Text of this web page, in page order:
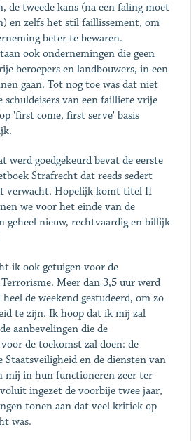
de tweede kans (na een faling moet
en zelfs het stil faillissement, om
beter te bewaren.
ook ondernemingen die geen
beroepers en landbouwers, in een
gaan. Tot nog toe was dat niet
schuldeisers van een failliete vrije
'first come, first serve' basis
werd goedgekeurd bevat de eerste
Strafrecht dat reeds sedert
verwacht. Hopelijk komt titel II
we voor het einde van de
geheel nieuw, rechtvaardig en billijk
ik ook getuigen voor de
Meer dan 3,5 uur werd
de weekend gestudeerd, om zo
te zijn. Ik hoop dat ik mij zal
aanbevelingen die de
de toekomst zal doen: de
Staatsveiligheid en de diensten van
mij in hun functioneren zeer ter
ingezet de voorbije twee jaar,
tonen aan dat veel kritiek op
was.